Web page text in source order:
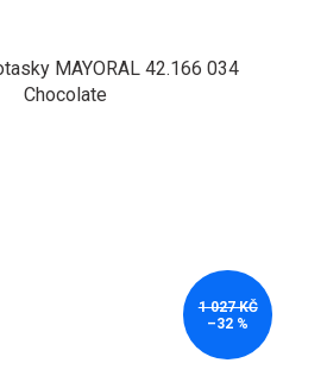
MAYORAL 42.166 034
Chocolate
1 027 KČ
–32 %